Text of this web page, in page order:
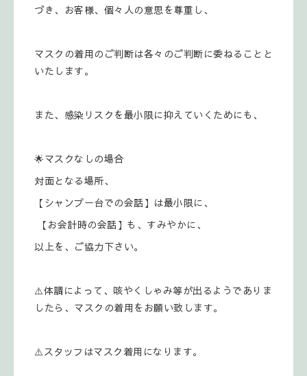
づき、お客様、個々人の意思を尊重し、
マスクの着用のご判断は各々のご判断に委ねることと
いたします。
また、感染リスクを最小限に抑えていくためにも、
🌟マスクなしの場合
対面となる場所、
【シャンプー台での会話】は最小限に、
【お会計時の会話】も、すみやかに、
以上を、ご協力下さい。
⚠️体調によって、咳やくしゃみ等が出るようでありま
したら、マスクの着用をお願い致します。
⚠️スタッフはマスク着用になります。